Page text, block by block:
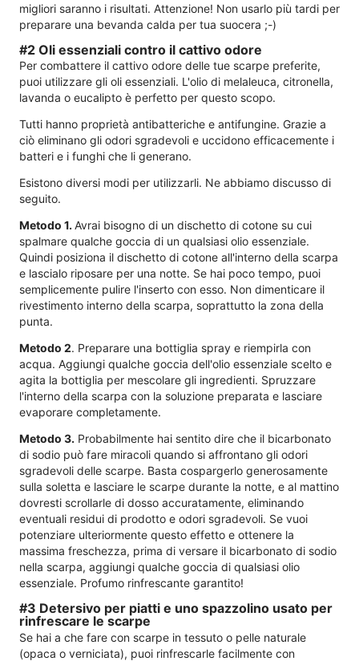
migliori saranno i risultati. Attenzione! Non usarlo più tardi per
preparare una bevanda calda per tua suocera ;-)
#2 Oli essenziali contro il cattivo odore
Per combattere il cattivo odore delle tue scarpe preferite,
puoi utilizzare gli oli essenziali. L'olio di melaleuca, citronella,
lavanda o eucalipto è perfetto per questo scopo.
Tutti hanno proprietà antibatteriche e antifungine. Grazie a
ciò eliminano gli odori sgradevoli e uccidono efficacemente i
batteri e i funghi che li generano.
Esistono diversi modi per utilizzarli. Ne abbiamo discusso di
seguito.
Metodo 1. Avrai bisogno di un dischetto di cotone su cui
spalmare qualche goccia di un qualsiasi olio essenziale.
Quindi posiziona il dischetto di cotone all'interno della scarpa
e lascialo riposare per una notte. Se hai poco tempo, puoi
semplicemente pulire l'inserto con esso. Non dimenticare il
rivestimento interno della scarpa, soprattutto la zona della
punta.
Metodo 2. Preparare una bottiglia spray e riempirla con
acqua. Aggiungi qualche goccia dell'olio essenziale scelto e
agita la bottiglia per mescolare gli ingredienti. Spruzzare
l'interno della scarpa con la soluzione preparata e lasciare
evaporare completamente.
Metodo 3. Probabilmente hai sentito dire che il bicarbonato
di sodio può fare miracoli quando si affrontano gli odori
sgradevoli delle scarpe. Basta cospargerlo generosamente
sulla soletta e lasciare le scarpe durante la notte, e al mattino
dovresti scrollarle di dosso accuratamente, eliminando
eventuali residui di prodotto e odori sgradevoli. Se vuoi
potenziare ulteriormente questo effetto e ottenere la
massima freschezza, prima di versare il bicarbonato di sodio
nella scarpa, aggiungi qualche goccia di qualsiasi olio
essenziale. Profumo rinfrescante garantito!
#3 Detersivo per piatti e uno spazzolino usato per
rinfrescare le scarpe
Se hai a che fare con scarpe in tessuto o pelle naturale
(opaca o verniciata), puoi rinfrescarle facilmente con